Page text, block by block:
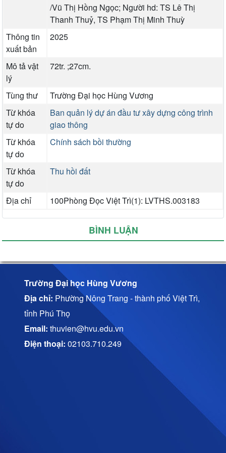
/Vũ Thị Hồng Ngọc; Người hd: TS Lê Thị
Thanh Thuỷ, TS Phạm Thị Minh Thuỳ
Thông tin
xuất bản
2025
Mô tả vật
lý
72tr. ;27cm.
Tùng thư
Trường Đại học Hùng Vương
Từ khóa
tự do
Ban quản lý dự án đầu tư xây dựng công trình
giao thông
Từ khóa
tự do
Chính sách bồi thường
Từ khóa
tự do
Thu hồi đất
Địa chỉ 100Phòng Đọc Việt Trì(1): LVTHS.003183
BÌNH LUẬN
Trường Đại học Hùng Vương
Địa chỉ: Phường Nông Trang - thành phố Việt Trì,
tỉnh Phú Thọ
Email: thuvien@hvu.edu.vn
Điện thoại: 02103.710.249